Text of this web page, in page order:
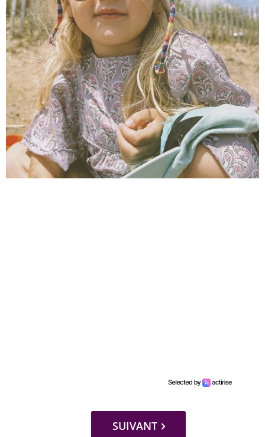
SUIVANT